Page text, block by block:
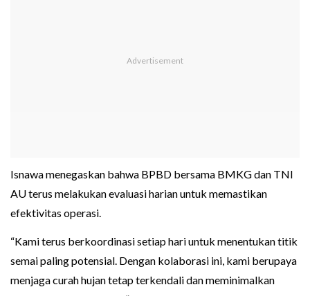
Isnawa menegaskan bahwa BPBD bersama BMKG dan TNI
AU terus melakukan evaluasi harian untuk memastikan
efektivitas operasi.
“Kami terus berkoordinasi setiap hari untuk menentukan titik
semai paling potensial. Dengan kolaborasi ini, kami berupaya
menjaga curah hujan tetap terkendali dan meminimalkan